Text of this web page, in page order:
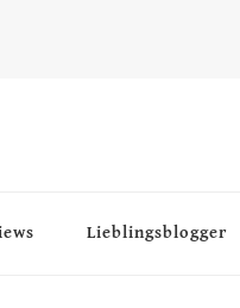
Lieblingsblogger